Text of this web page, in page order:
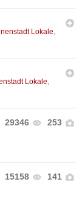
Lokale
Lokale
29346 253
15158 141